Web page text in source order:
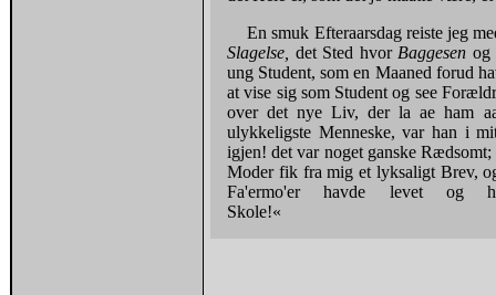
En smuk Efteraarsdag reiste jeg
Slagelse, det Sted hvor Baggesen og
ung Student, som en Maaned forud
at vise sig som Student og see
over det nye Liv, der la ae ham
ulykkeligste Menneske, var han i
igjen! det var noget ganske
Moder fik fra mig et lyksaligt Brev,
Fa'ermo'er havde levet